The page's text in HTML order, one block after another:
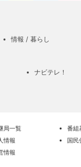
情報 / 暮らし
ナビテレ！
局一覧 番組
情報 国民
情報